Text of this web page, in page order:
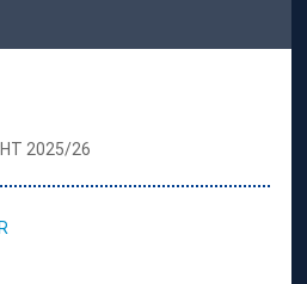
2025/26